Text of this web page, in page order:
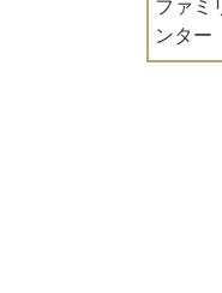
ファミ
ンター